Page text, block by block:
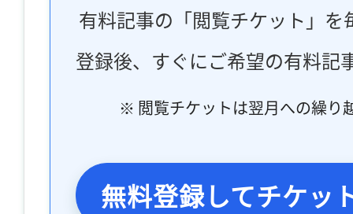
有料記事の「閲覧チケット」
登録後、すぐにご希望の有料記
※ 閲覧チケットは翌月への繰り
無料登録してチケッ